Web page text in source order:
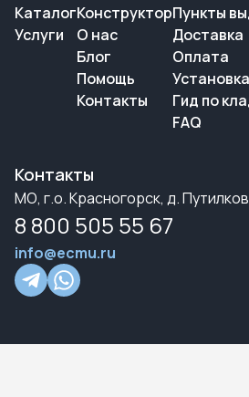
Каталог
Услуги
Конструктор
О нас
Блог
Помощь
Контакты
Пункты
Доставка
Оплата
Установка
Гид по
FAQ
Контакты
МО, г.о. Красногорск, д.
8 800 505 55 67
info@ecmu.ru